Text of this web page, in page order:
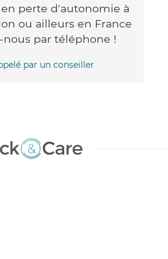
perte d'autonomie à
ou ailleurs en France
par téléphone !
par un conseiller